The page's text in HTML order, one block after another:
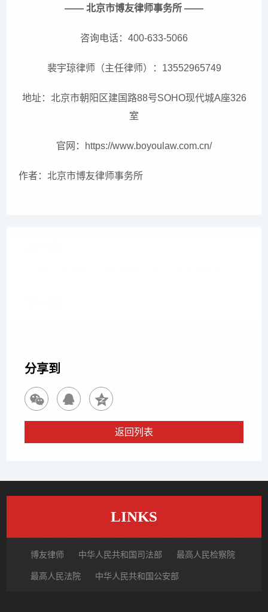
—— 北京市博友律师事务所 ——
咨询电话：400-633-5066
裴宇琼律师（主任律师）：13552965749
地址：北京市朝阳区建国路88号SOHO现代城A座326
室
官网：https://www.boyoulaw.com.cn/
作者：北京市博友律师事务所
分享到
返回列表
LINKS
博友律师 中华人民共和国司法部 最高人民检察院
最高人民法院 中华人民共和国公安部